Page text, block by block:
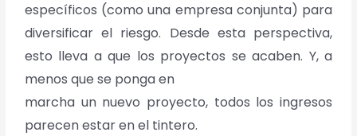
específicos (como una empresa conjunta) para
diversificar el riesgo. Desde esta perspectiva,
esto lleva a que los proyectos se acaben. Y, a
menos que se ponga en
marcha un nuevo proyecto, todos los ingresos
parecen estar en el tintero.